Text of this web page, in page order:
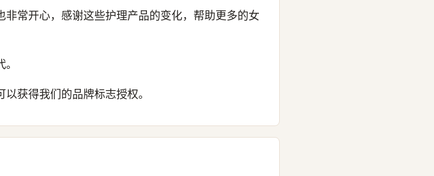
常开心，感谢这些护理产品的变化，帮助更多的女
获得我们的品牌标志授权。